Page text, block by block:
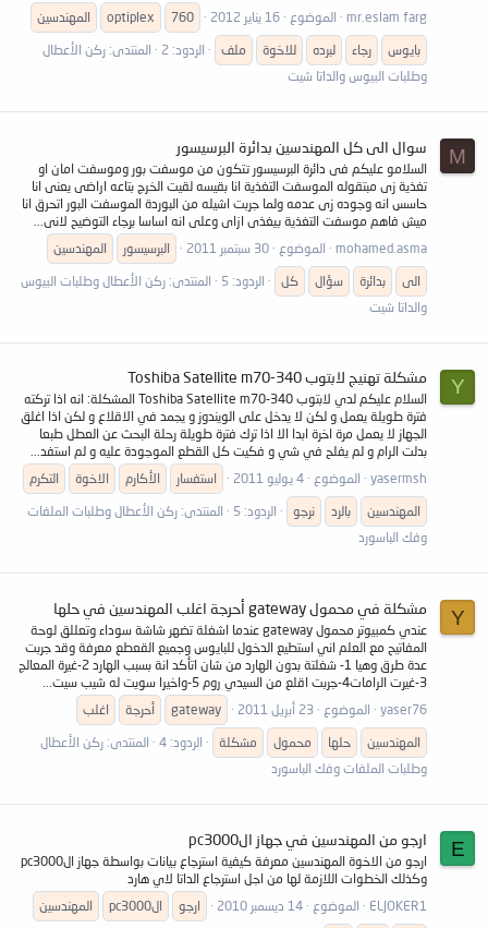
mr.eslam farg
الموضوع 16 يناير 2012 760
optiplex
المهندسين
بايوس
رجاء لبرده للاخوة ملف الردود: 2 المنتدى: ركن الأعطال
وطلبات البيوس والداتا شيت
M سوال الى كل المهندسين بدائرة البرسيسور
السلامو عليكم فى دائرة البرسيسور تتكون من موسفت بور وموسفت امان او
تغذية زى مبتقوله الموسفت التغذية انا بقيسه لقيت الخرج بتاعه اراضى يعنى انا
حاسس انه وجوده زى عدمه ولما جربت اشيله من البوردة الموسفت البور اتحرق انا
ميش فاهم موسفت التغذية بيغذى ازاى وعلى انه اساسا برجاء التوضيح لانى...
mohamed.asma
الموضوع 30 سبتمبر 2011 البرسيسور
المهندسين
الى
بدائرة سؤال كل الردود: 5 المنتدى: ركن الأعطال وطلبات البيوس
والداتا شيت
Y مشكلة تهنيج لابتوب Toshiba Satellite m70-340
السلام عليكم لدي لابتوب Toshiba Satellite m70-340 المشكلة: انه اذا تركته
فترة طويلة يعمل و لكن لا يدخل على الويندوز و يجمد في الاقلاع و لكن اذا اغلق
الجهاز لا يعمل مرة اخرة ابدا الا اذا ترك فترة طويلة رحلة البحث عن العطل طبعا
بدلت الرام و لم يفلح في شي و فكيت كل القطع الموجودة عليه و لم استفد...
yasermsh
الموضوع 4 يوليو 2011 استفسار الأكارم الاخوة
التكرم
المهندسين
بالرد نرجو الردود: 5 المنتدى: ركن الأعطال وطلبات الملفات
وفك الباسورد
Y مشكلة في محمول gateway أحرجة اغلب المهندسين في حلها
عندي كمبيوتر محمول gateway عندما اشغلة تضهر شاشة سوداء وتعللق لوحة
المفاتيح مع العلم اني استطيع الدخول للبايوس وجميع القعطع معرفة وقد جربت
عدة طرق وهيا 1- شغلتة بدون الهارد من شان اتأكد انة بسبب الهارد 2-غيرة المعالج
3-غيرت الرامات4-جربت اقلع من السيدي روم 5-واخيرا سويت له شيب سيت...
yaser76
الموضوع 23 أبريل 2011 gateway أحرجة
اغلب
المهندسين
حلها محمول مشكلة الردود: 4 المنتدى: ركن الأعطال
وطلبات الملفات وفك الباسورد
E ارجو من المهندسين في جهاز الpc3000
ارجو من الاخوة المهندسين معرفة كيفية استرجاع بيانات بواسطة جهاز الpc3000
وكذلك الخطوات اللازمة لها من اجل استرجاع الداتا لاي هارد
ELJOKER1
الموضوع 14 ديسمبر 2010 ارجو الpc3000
المهندسين